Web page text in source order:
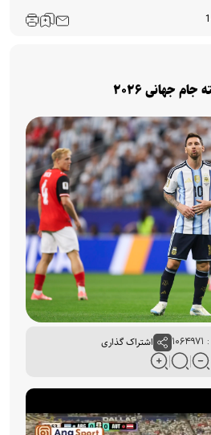
جهانی ۲۰۲۶
اشتراک گذاری